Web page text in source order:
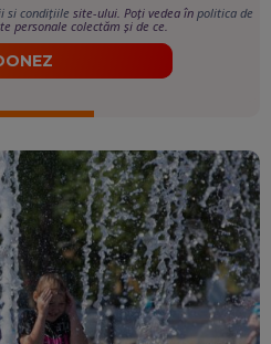
si condițiile site-ului. Poți vedea în politica de
personale colectăm și de ce.